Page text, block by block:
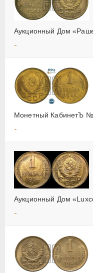
Аукционный Дом
-
Монетный КабинетЪ
-
Аукционный Дом
-